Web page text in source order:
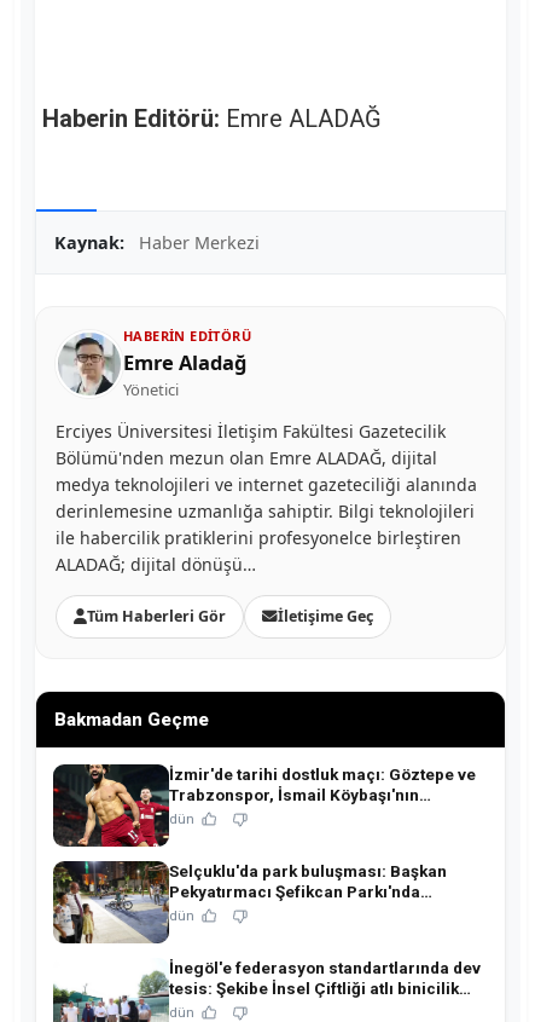
Haberin Editörü: Emre ALADAĞ
Kaynak: Haber Merkezi
HABERIN EDITÖRÜ
Emre Aladağ
Yönetici
Erciyes Üniversitesi İletişim Fakültesi Gazetecilik
Bölümü'nden mezun olan Emre ALADAĞ, dijital
medya teknolojileri ve internet gazeteciliği alanında
derinlemesine uzmanlığa sahiptir. Bilgi teknolojileri
ile habercilik pratiklerini profesyonelce birleştiren
ALADAĞ; dijital dönüşü…
Tüm Haberleri Gör İletişime Geç
Bakmadan Geçme
İzmir'de tarihi dostluk maçı: Göztepe ve
Trabzonspor, İsmail Köybaşı'nın
jübilesinde buluşuyor!
dün
Selçuklu'da park buluşması: Başkan
Pekyatırmacı Şefikcan Parkı'nda
hemşehrileriyle buluştu!
dün
İnegöl'e federasyon standartlarında dev
tesis: Şekibe İnsel Çiftliği atlı binicilik
merkezine dönüşüyor!
dün